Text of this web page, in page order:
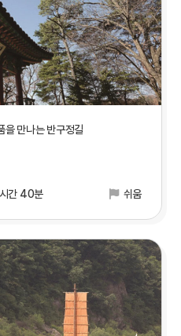
을 만나는 반구정길
간 40분 쉬움